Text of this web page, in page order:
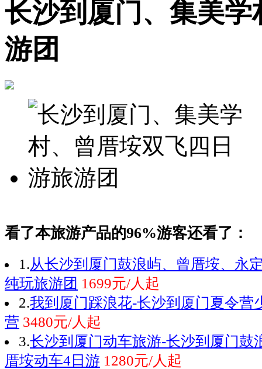
长沙到厦门、集美
游团
看了本旅游产品的96%游客还看了：
1.从长沙到厦门鼓浪屿、曾厝垵、永
纯玩旅游团 1699元/人起
2.我到厦门踩浪花-长沙到厦门夏令营
营 3480元/人起
3.长沙到厦门动车旅游-长沙到厦门鼓
厝垵动车4日游 1280元/人起